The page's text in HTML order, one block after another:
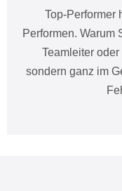
Top-Performer
Performen. Warum
Teamleiter
sondern ganz im